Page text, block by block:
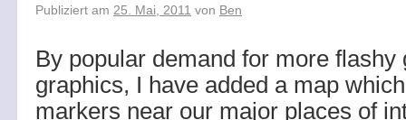
Publiziert am 25. Mai, 2011 von Ben
By popular demand for more flashy
graphics, I have added a map
markers near our major places of